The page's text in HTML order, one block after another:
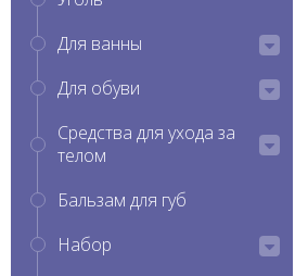
Для ванны
Для обуви
Средства для ухода за
телом
Бальзам для губ
Набор